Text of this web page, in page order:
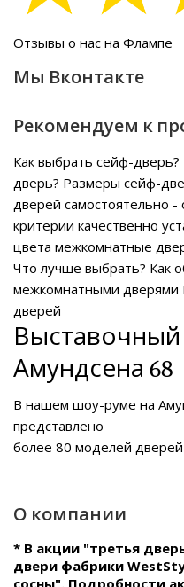
Отзывы о нас на Флампе
Мы Вконтакте
Рекомендуем к
Как выбрать сейф-дверь?
дверь? Размеры сейф-
дверей самостоятельно -
критерии качественно
цвета межкомнатные
Что лучше выбрать? Как
межкомнатными дверями
дверей
Выставочный
Амундсена 68
В нашем шоу-руме на
представлено
более 80 моделей
О компании
* В акции "третья
двери фабрики
сосны". Подробности